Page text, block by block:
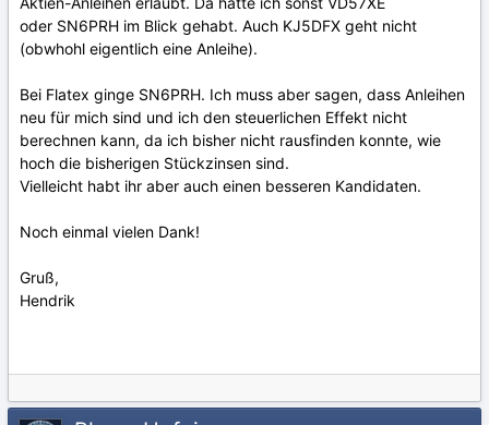
oder SN6PRH im Blick gehabt. Auch KJ5DFX geht nicht
(obwhohl eigentlich eine Anleihe).
Bei Flatex ginge SN6PRH. Ich muss aber sagen, dass Anleihen
neu für mich sind und ich den steuerlichen Effekt nicht
berechnen kann, da ich bisher nicht rausfinden konnte, wie
hoch die bisherigen Stückzinsen sind.
Vielleicht habt ihr aber auch einen besseren Kandidaten.
Noch einmal vielen Dank!
Gruß,
Hendrik